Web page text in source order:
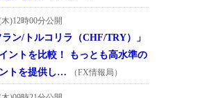
)12時00分公開
ン/トルコリラ（CHF/TRY）」
ントを比較！ もっとも高水準の
トを提供し…
（FX情報局）